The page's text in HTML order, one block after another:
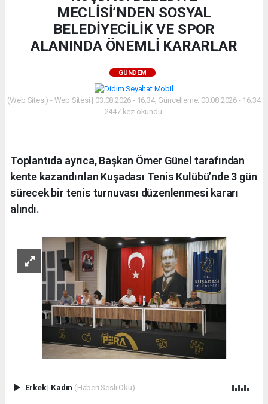
MECLİSİ’NDEN SOSYAL
BELEDİYECİLİK VE SPOR
ALANINDA ÖNEMLİ KARARLAR
GÜNDEM
(Web Sitesi) - Web Sitesi | 03.08.2026 - 16:34, Güncelleme: 03.08.2026 - 16:34
2447 kez okundu.
Toplantıda ayrıca, Başkan Ömer Günel tarafından
kente kazandırılan Kuşadası Tenis Kulübü’nde 3 gün
sürecek bir tenis turnuvası düzenlenmesi kararı
alındı.
Erkek| Kadın (Haberi Sesli Oku)